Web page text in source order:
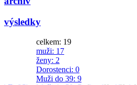
výsledky
celkem: 19
muži: 17
ženy: 2
Dorostenci: 0
Muži do 39: 9